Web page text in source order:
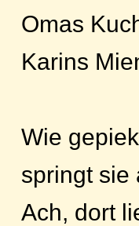
Omas
Karins
Wie
springt sie
Ach, dort